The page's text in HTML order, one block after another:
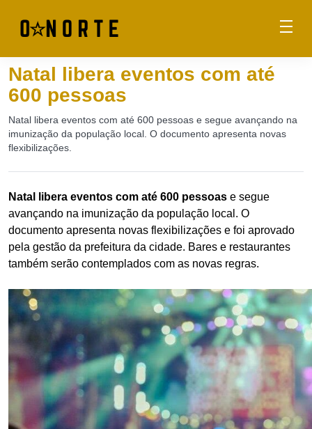
Natal libera eventos com até
600 pessoas
Natal libera eventos com até 600 pessoas e segue avançando na
imunização da população local. O documento apresenta novas
flexibilizações.
Natal libera eventos com até 600 pessoas e segue
avançando na imunização da população local. O
documento apresenta novas flexibilizações e foi aprovado
pela gestão da prefeitura da cidade. Bares e restaurantes
também serão contemplados com as novas regras.